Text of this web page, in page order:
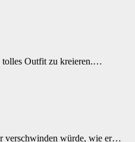
tolles Outfit zu kreieren.…
verschwinden würde, wie er…